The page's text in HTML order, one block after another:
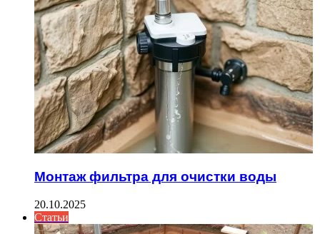
Монтаж фильтра для очистки воды
20.10.2025
Статьи